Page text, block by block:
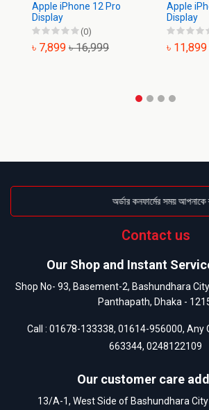
Apple iPhone 12 Pro
Display
(0)
৳ 7,899 ৳ 16,999
Apple
Display
৳ 11,899
অর্ডার কনফার্মের সময়
Contact us
Our Shop and Instant
Shop No- 93, Basement-2, Bashundhara
Panthapath, Dhaka -
Call : 01678-133338, 01614-956000, Any
663344, 0248122109
Our customer care
13/A-1, West Side of Bashundhara